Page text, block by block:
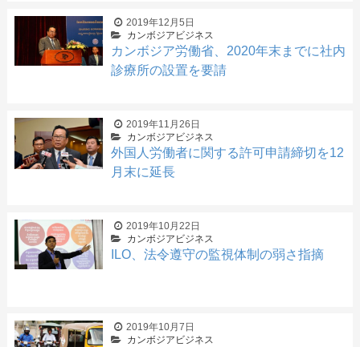
2019年12月5日
カンボジアビジネス
カンボジア労働省、2020年末までに社内
診療所の設置を要請
2019年11月26日
カンボジアビジネス
外国人労働者に関する許可申請締切を12
月末に延長
2019年10月22日
カンボジアビジネス
ILO、法令遵守の監視体制の弱さ指摘
2019年10月7日
カンボジアビジネス